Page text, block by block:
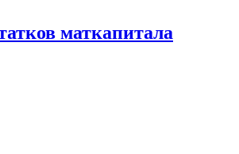
маткапитала